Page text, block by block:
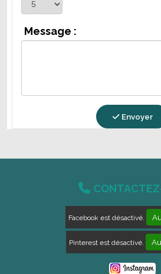
Message :
Envoyer

Facebook est désactivé.
Pinterest est désactivé.